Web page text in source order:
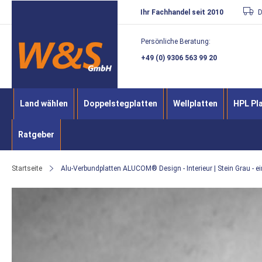
Direkt
zum
Inhalt
Ihr Fachhandel seit 2010
Persönliche Beratung:
+49 (0) 9306 563 99 20
Land wählen Doppelstegplatten Wellplatten HPL
Ratgeber
Startseite Alu-Verbundplatten ALUCOM® Design - Interieur | Stein Grau -